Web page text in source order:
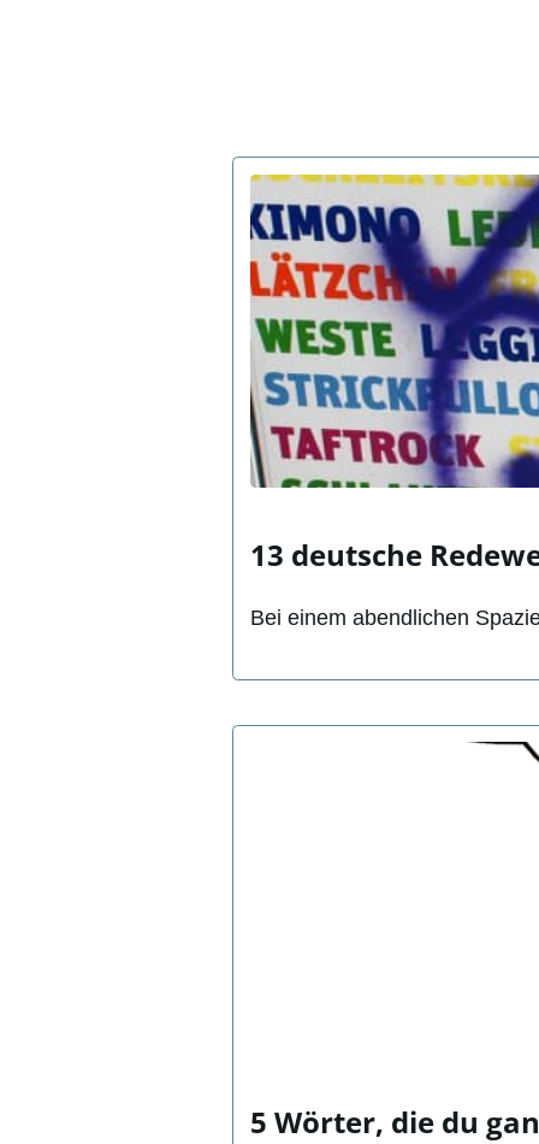
13 deutsche
Bei einem abendlichen
5 Wörter, die du